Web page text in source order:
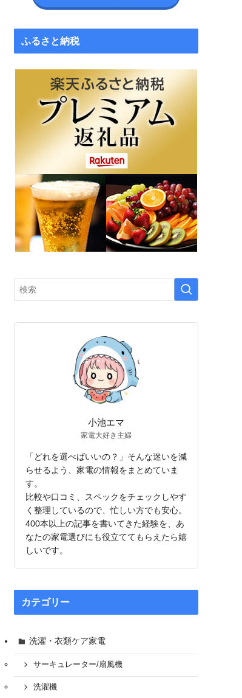
ふるさと納税
小池エマ
家電大好き主婦
「どれを選べばいいの？」そんな迷いを減
らせるよう、家電の情報をまとめていま
す。
比較や口コミ、スペックをチェックしやす
く整理しているので、忙しい方でも安心。
400本以上の記事を書いてきた経験を、あ
なたの家電選びにも役立ててもらえたら嬉
しいです。
カテゴリー
洗濯・衣類ケア家電
サーキュレーター/扇風機
洗濯機